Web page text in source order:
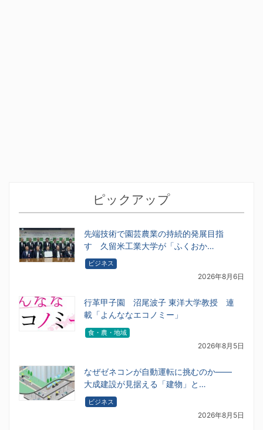
ピックアップ
先端技術で園芸農業の持続的発展目指
す 久留米工業大学が「ふくおか…
ビジネス
2026年8月6日
行革甲子園 沼尾波子 東洋大学教授 連
載「よんななエコノミー」
食・農・地域
2026年8月5日
なぜゼネコンが自動運転に挑むのか――
大成建設が見据える「建物」と…
ビジネス
2026年8月5日